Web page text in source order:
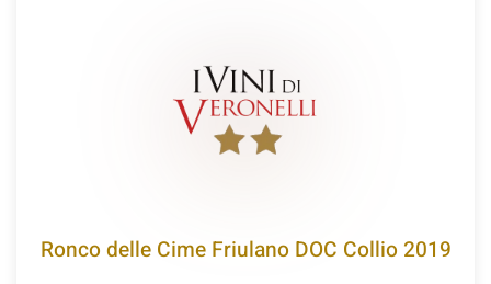
Ronco delle Cime Friulano DOC Collio 2019